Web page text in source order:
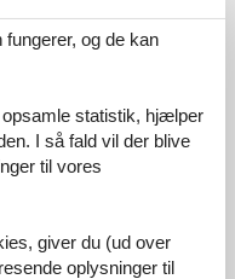
Ausstattung, kann
og de kan
statistik, hjælper
I så fald vil der blive
til vores
giver du (ud over
oplysninger til